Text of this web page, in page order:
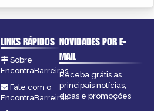
LINKS RÁPIDOS
Sobre
EncontraBarreiras
Fale com o
EncontraBarreiras
NOVIDADES POR E-
MAIL
Receba grátis as
principais notícias,
dicas e promoções